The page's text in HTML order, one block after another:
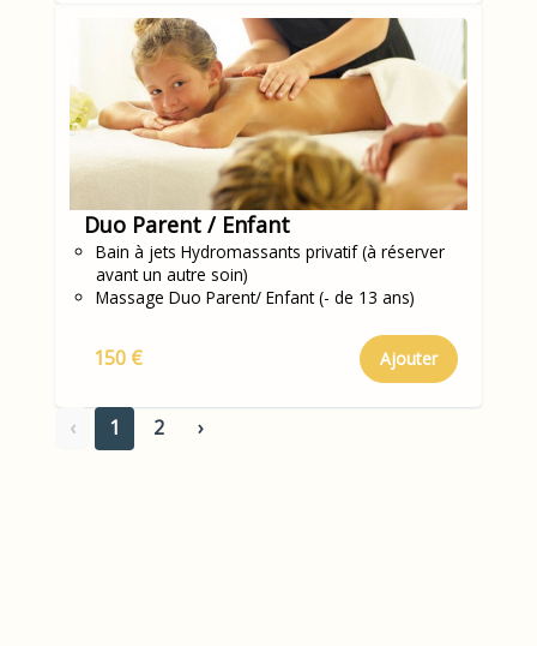
Duo Parent / Enfant
Bain à jets Hydromassants privatif (à réserver
avant un autre soin)
Massage Duo Parent/ Enfant (- de 13 ans)
150 € Ajouter
‹ 1 2 ›